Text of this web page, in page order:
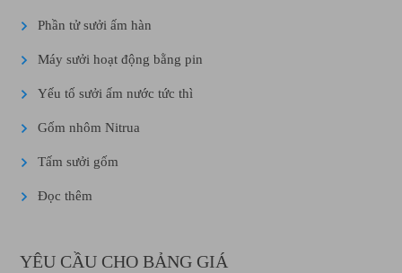
Phần tử sưởi ấm hàn
Máy sưởi hoạt động bằng pin
Yếu tố sưởi ấm nước tức thì
Gốm nhôm Nitrua
Tấm sưởi gốm
Đọc thêm
YÊU CẦU CHO BẢNG GIÁ